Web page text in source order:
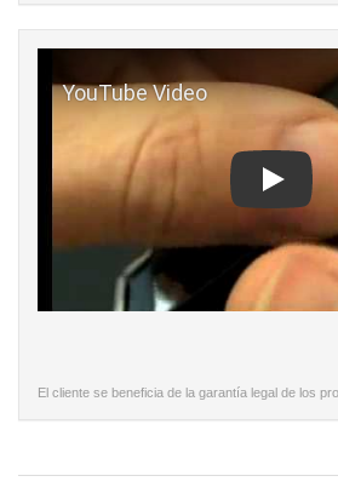
El cliente se beneficia de la garantía legal de los